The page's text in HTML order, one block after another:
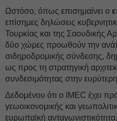
Ωστόσο, όπως επισημαίνει ο
επίσημες δηλώσεις
Τουρκίας και της Σαουδικής
δύο χώρες προωθούν την
σιδηροδρομικής σύνδεσης,
ως προς τη στρατηγική
συνδεσιμότητας στην
Δεδομένου ότι ο IMEC έχει
γεωοικονομικής και
ευρωπαϊκή